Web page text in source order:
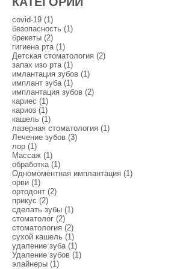
covid-19 (1)
безопасность (1)
брекеты (2)
гигиена рта (1)
Детская стоматология (2)
запах изо рта (1)
имлантация зубов (1)
имплант зуба (1)
имплантация зубов (2)
кариес (1)
кариоз (1)
кашель (1)
лазерная стоматология (1)
Лечение зубов (3)
лор (1)
Массаж (1)
обработка (1)
Одномоментная имплантация (1)
орви (1)
ортодонт (2)
прикус (2)
сделать зубы (1)
стоматолог (2)
стоматология (2)
сухой кашель (1)
удаление зуба (1)
Удаление зубов (1)
элайнеры (1)